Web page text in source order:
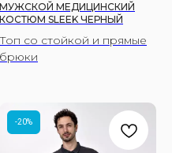
МУЖСКОЙ МЕДИЦИНСКИЙ
КОСТЮМ SLEEK ЧЕРНЫЙ
Топ со стойкой и прямые
брюки
-20%